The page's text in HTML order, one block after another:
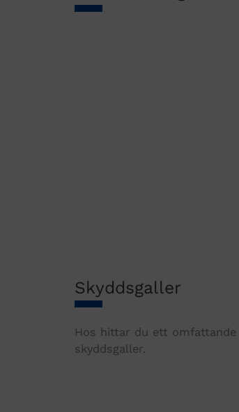
Skyddsgaller
Hos hittar du ett omfattande
skyddsgaller.